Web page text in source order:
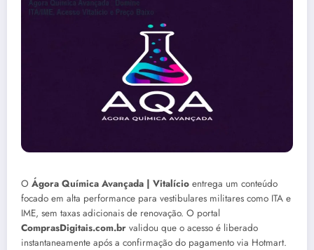
O Ágora Química Avançada | Vitalício entrega um conteúdo
focado em alta performance para vestibulares militares como ITA e
IME, sem taxas adicionais de renovação. O portal
ComprasDigitais.com.br validou que o acesso é liberado
instantaneamente após a confirmação do pagamento via Hotmart.